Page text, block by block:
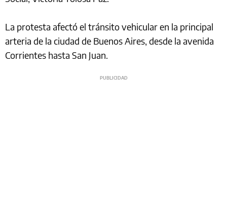
La protesta afectó el tránsito vehicular en la principal
arteria de la ciudad de Buenos Aires, desde la avenida
Corrientes hasta San Juan.